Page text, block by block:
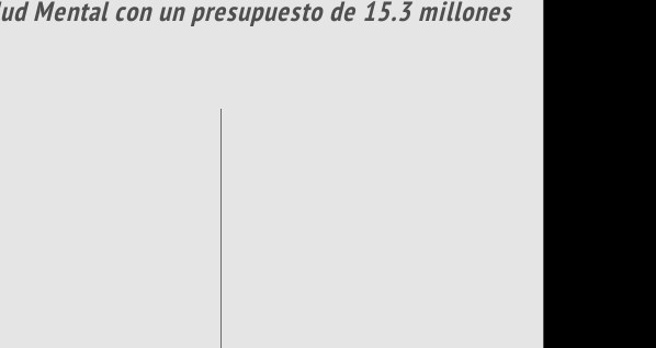
Mental con un presupuesto de 15.3 millones